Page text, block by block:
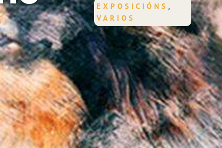
EXPOSICIÓNS ,
VARIOS